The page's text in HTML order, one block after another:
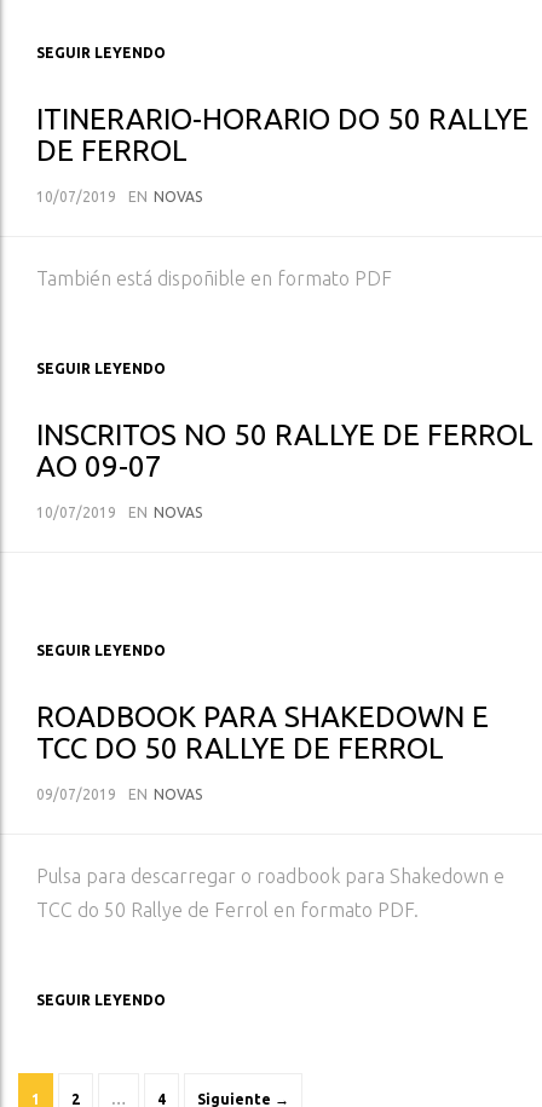
SEGUIR LEYENDO
ITINERARIO-HORARIO DO 50 RALLYE
DE FERROL
10/07/2019 EN NOVAS
También está dispoñible en formato PDF
SEGUIR LEYENDO
INSCRITOS NO 50 RALLYE DE FERROL
AO 09-07
10/07/2019 EN NOVAS
SEGUIR LEYENDO
ROADBOOK PARA SHAKEDOWN E
TCC DO 50 RALLYE DE FERROL
09/07/2019 EN NOVAS
Pulsa para descarregar o roadbook para Shakedown e
TCC do 50 Rallye de Ferrol en formato PDF.
SEGUIR LEYENDO
1 2 … 4 Siguiente →